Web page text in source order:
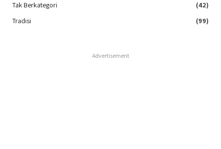
Tak Berkategori
(42)
Tradisi
(99)
Advertisement